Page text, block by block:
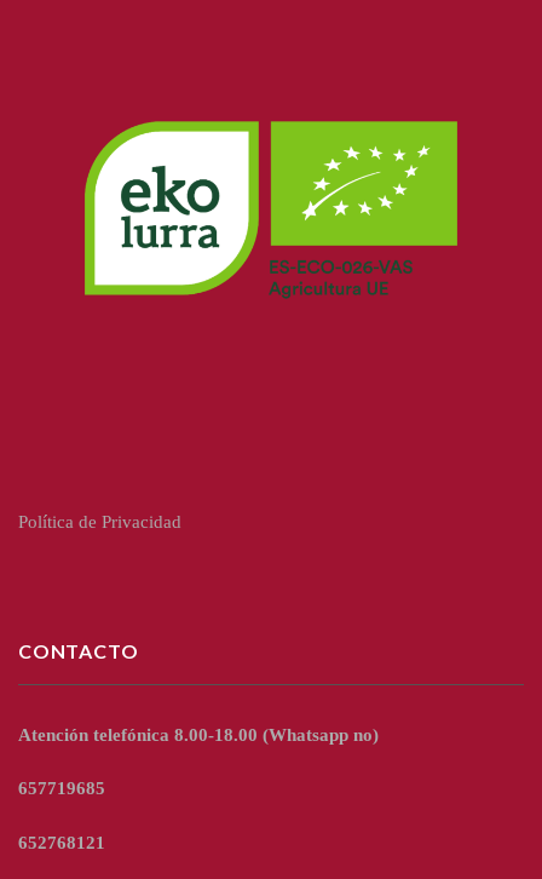
Política de Privacidad
CONTACTO
Atención telefónica 8.00-18.00 (Whatsapp no)
657719685
652768121